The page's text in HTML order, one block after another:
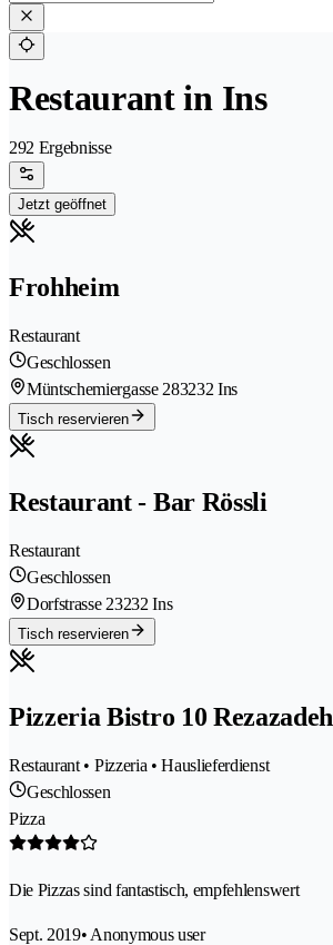
Restaurant in Ins
292 Ergebnisse
Jetzt geöffnet
Frohheim
Restaurant
Geschlossen
Müntschemiergasse 283232 Ins
Tisch reservieren
Restaurant - Bar Rössli
Restaurant
Geschlossen
Dorfstrasse 23232 Ins
Tisch reservieren
Pizzeria Bistro 10 Rezazadeh
Restaurant • Pizzeria • Hauslieferdienst
Geschlossen
Pizza
Die Pizzas sind fantastisch, empfehlenswert
Sept. 2019• Anonymous user